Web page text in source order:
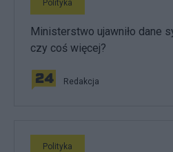
Polityka
Ministerstwo ujawniło dane
czy coś więcej?
Redakcja
Polityka